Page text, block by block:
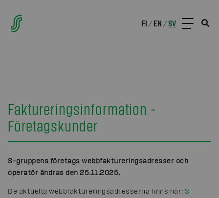
FI /EN /SV
Faktureringsinformation -
Företagskunder
S-gruppens företags webbfaktureringsadresser och
operatör ändras den 25.11.2025.
De aktuella webbfaktureringsadresserna finns här: S